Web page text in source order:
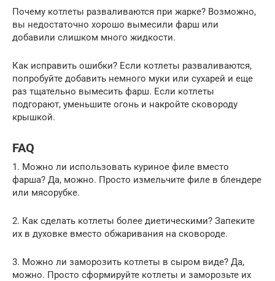
Почему котлеты разваливаются при жарке? Возможно,
вы недостаточно хорошо вымесили фарш или
добавили слишком много жидкости.
Как исправить ошибки? Если котлеты разваливаются,
попробуйте добавить немного муки или сухарей и еще
раз тщательно вымесить фарш. Если котлеты
подгорают, уменьшите огонь и накройте сковороду
крышкой.
FAQ
1. Можно ли использовать куриное филе вместо
фарша? Да, можно. Просто измельчите филе в блендере
или мясорубке.
2. Как сделать котлеты более диетическими? Запеките
их в духовке вместо обжаривания на сковороде.
3. Можно ли заморозить котлеты в сыром виде? Да,
можно. Просто сформируйте котлеты и заморозьте их